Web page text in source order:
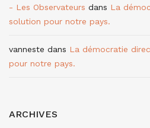
- Les Observateurs dans La
solution pour notre pays.
vanneste dans La démocratie
pour notre pays.
ARCHIVES